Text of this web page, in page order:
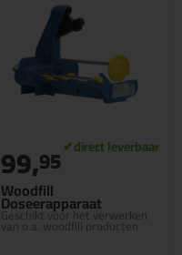
Woodfill
Doseerapparaat
Geschikt voor het verwerken
van o.a. woodfill producten
99,95